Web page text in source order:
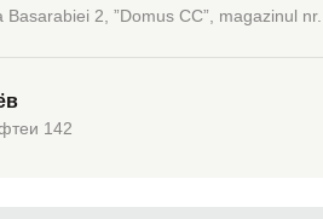
Basarabiei 2, ”Domus CC”, magazinul
142